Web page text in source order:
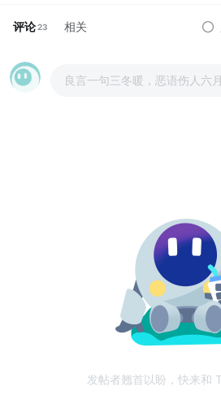
评论23 相关
良言一句三冬暖，恶语伤人六
发帖者翘首以盼，快来和